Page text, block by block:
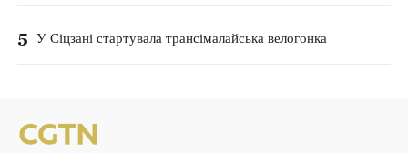
5 У Сіцзані стартувала трансімалайська велогонка